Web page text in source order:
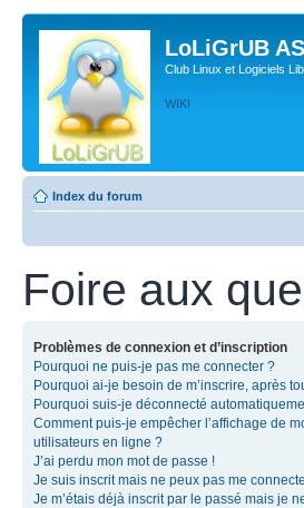
LoLiGrUB
Club Linux et Logiciels
WIKI
Index du forum
Foire aux
Problèmes de connexion et d’inscription
Pourquoi ne puis-je pas me connecter ?
Pourquoi ai-je besoin de m’inscrire, après
Pourquoi suis-je déconnecté
Comment puis-je empêcher l’affichage de
utilisateurs en ligne ?
J’ai perdu mon mot de passe !
Je suis inscrit mais ne peux pas me
Je m’étais déjà inscrit par le passé mais je